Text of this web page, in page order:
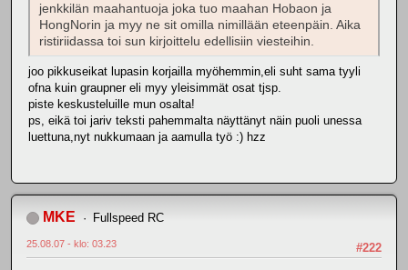
jenkkilän maahantuoja joka tuo maahan Hobaon ja
HongNorin ja myy ne sit omilla nimillään eteenpäin. Aika
ristiriidassa toi sun kirjoittelu edellisiin viesteihin.
joo pikkuseikat lupasin korjailla myöhemmin,eli suht sama tyyli
ofna kuin graupner eli myy yleisimmät osat tjsp.
piste keskusteluille mun osalta!
ps, eikä toi jariv teksti pahemmalta näyttänyt näin puoli unessa
luettuna,nyt nukkumaan ja aamulla työ :) hzz
MKE Fullspeed RC
#222
25.08.07 - klo: 03.23